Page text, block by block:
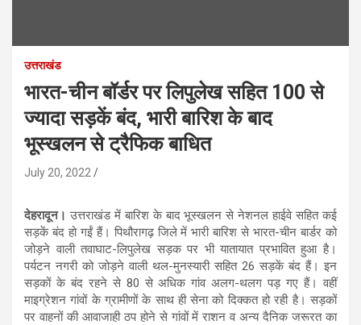
उत्तराखंड
भारत-चीन बॉर्डर पर लिपुलेख सहित 100 से
ज्यादा सड़कें बंद, भारी बारिश के बाद
भूस्खलन से ट्रैफिक बाधित
July 20, 2022
देहरादून। उत्तराखंड में बारिश के बाद भूस्खलन से नेशनल हाईवे सहित कई
सड़कें बंद हो गईं हैं। पिथौरागढ़ जिले में भारी बारिश से भारत-चीन बार्डर को
जोड़ने वाली तवाघाट-लिपुलेख सड़क पर भी यातायात प्रभावित हुआ है।
पर्यटन नगरी को जोड़ने वाली थल-मुनस्यारी सहित 26 सड़कें बंद हैं। इन
सड़कों के बंद रहने से 80 से अधिक गांव अलग-थलग पड़ गए हैं। वहीं
माइग्रेशन गांवों के ग्रामीणों के साथ ही सेना को दिक्कत हो रही है। सड़कों
पर वाहनों की आवाजाही ठप होने से गांवों में राशन व अन्य दैनिक जरूरत का